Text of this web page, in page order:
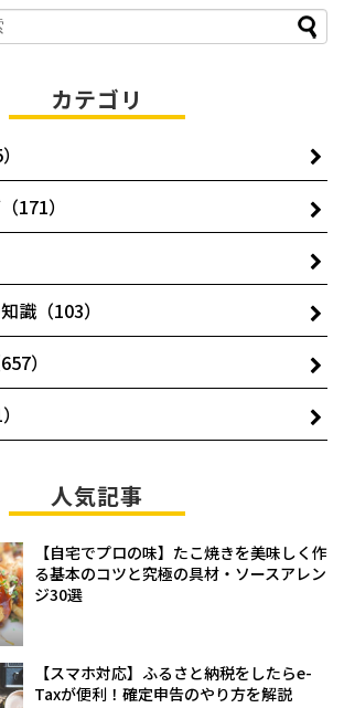
カテゴリ
171）
識（103）
）
人気記事
【自宅でプロの味】たこ焼きを美味しく作
る基本のコツと究極の具材・ソースアレン
ジ30選
【スマホ対応】ふるさと納税をしたらe-
Taxが便利！確定申告のやり方を解説